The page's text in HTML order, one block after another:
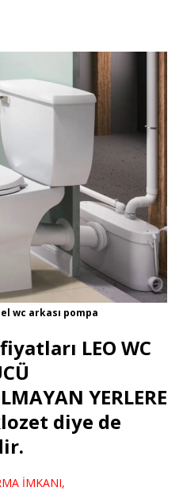
wc arkası pompa
LEO WC
YERLERE
diye de
İMKANI,